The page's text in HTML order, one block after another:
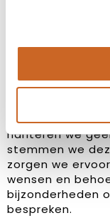
Bij ons staat
hanteren we
stemmen we
zorgen we
wensen en
bijzonderheden
bespreken.